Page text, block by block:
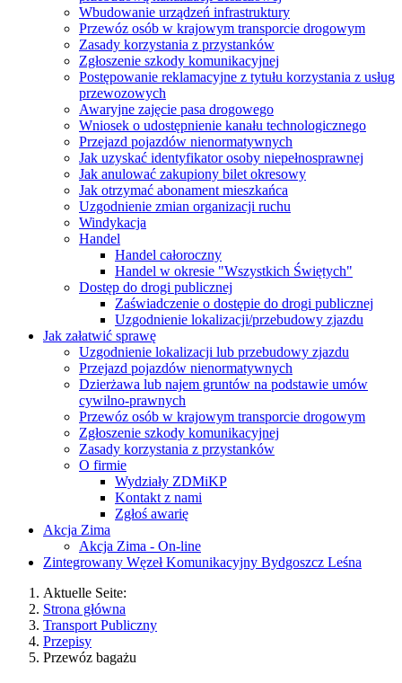
Wbudowanie urządzeń infrastruktury
Przewóz osób w krajowym transporcie drogowym
Zasady korzystania z przystanków
Zgłoszenie szkody komunikacyjnej
Postępowanie reklamacyjne z tytułu korzystania z usług
przewozowych
Awaryjne zajęcie pasa drogowego
Wniosek o udostępnienie kanału technologicznego
Przejazd pojazdów nienormatywnych
Jak uzyskać identyfikator osoby niepełnosprawnej
Jak anulować zakupiony bilet okresowy
Jak otrzymać abonament mieszkańca
Uzgodnienie zmian organizacji ruchu
Windykacja
Handel
Handel całoroczny
Handel w okresie "Wszystkich Świętych"
Dostęp do drogi publicznej
Zaświadczenie o dostępie do drogi publicznej
Uzgodnienie lokalizacji/przebudowy zjazdu
Jak załatwić sprawę
Uzgodnienie lokalizacji lub przebudowy zjazdu
Przejazd pojazdów nienormatywnych
Dzierżawa lub najem gruntów na podstawie umów
cywilno-prawnych
Przewóz osób w krajowym transporcie drogowym
Zgłoszenie szkody komunikacyjnej
Zasady korzystania z przystanków
O firmie
Wydziały ZDMiKP
Kontakt z nami
Zgłoś awarię
Akcja Zima
Akcja Zima - On-line
Zintegrowany Węzeł Komunikacyjny Bydgoszcz Leśna
Aktuelle Seite:
Strona główna
Transport Publiczny
Przepisy
Przewóz bagażu